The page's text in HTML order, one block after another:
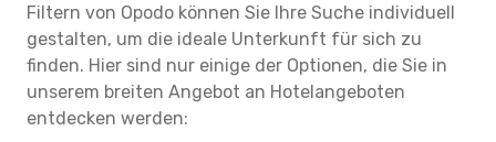
Filtern von Opodo können Sie Ihre Suche individuell
gestalten, um die ideale Unterkunft für sich zu
finden. Hier sind nur einige der Optionen, die Sie in
unserem breiten Angebot an Hotelangeboten
entdecken werden: